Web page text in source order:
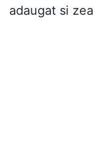
adaugat si